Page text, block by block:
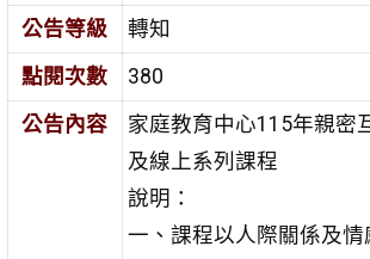
公告等級
轉知
點閱次數
380
公告內容
家庭教育中心115年親密
及線上系列課程
說明：
一、課程以人際關係及